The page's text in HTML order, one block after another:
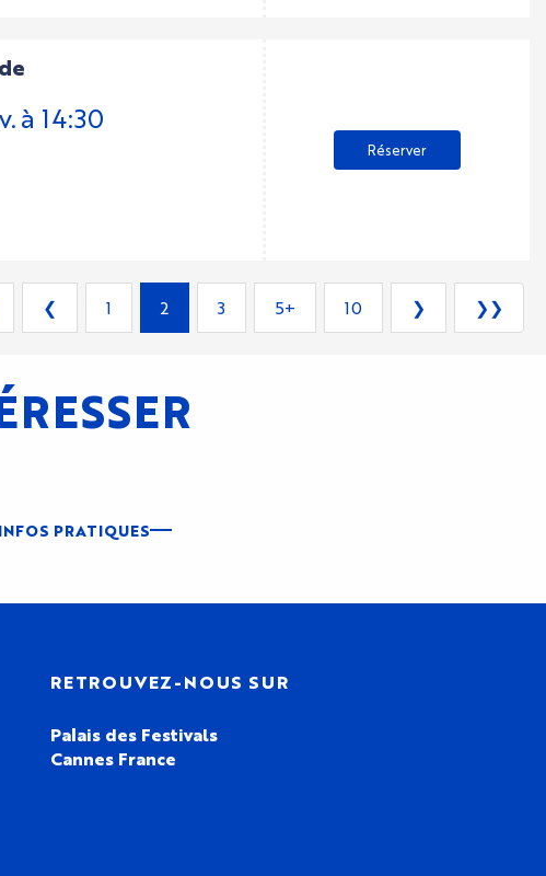
à 14:30
Réserver
❮ 1 2 3 5+ 10 ❯ ❯❯
INFOS PRATIQUES
RETROUVEZ-NOUS SUR
Palais des Festivals
Cannes France